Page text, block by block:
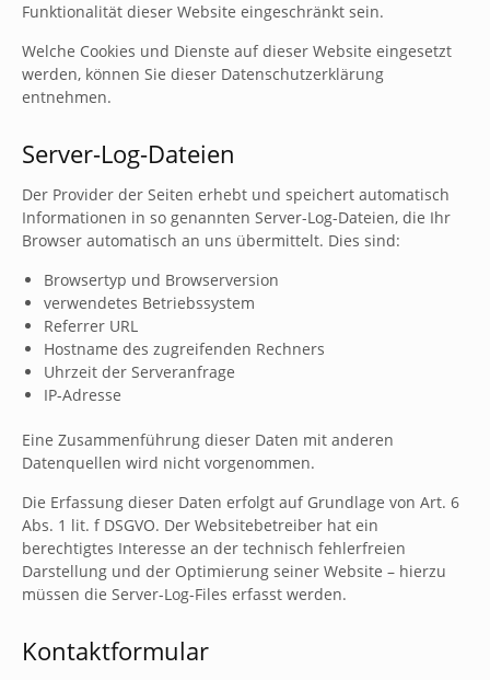
Funktionalität dieser Website eingeschränkt sein.
Welche Cookies und Dienste auf dieser Website eingesetzt
werden, können Sie dieser Datenschutzerklärung
entnehmen.
Server-Log-Dateien
Der Provider der Seiten erhebt und speichert automatisch
Informationen in so genannten Server-Log-Dateien, die Ihr
Browser automatisch an uns übermittelt. Dies sind:
Browsertyp und Browserversion
verwendetes Betriebssystem
Referrer URL
Hostname des zugreifenden Rechners
Uhrzeit der Serveranfrage
IP-Adresse
Eine Zusammenführung dieser Daten mit anderen
Datenquellen wird nicht vorgenommen.
Die Erfassung dieser Daten erfolgt auf Grundlage von Art. 6
Abs. 1 lit. f DSGVO. Der Websitebetreiber hat ein
berechtigtes Interesse an der technisch fehlerfreien
Darstellung und der Optimierung seiner Website – hierzu
müssen die Server-Log-Files erfasst werden.
Kontaktformular